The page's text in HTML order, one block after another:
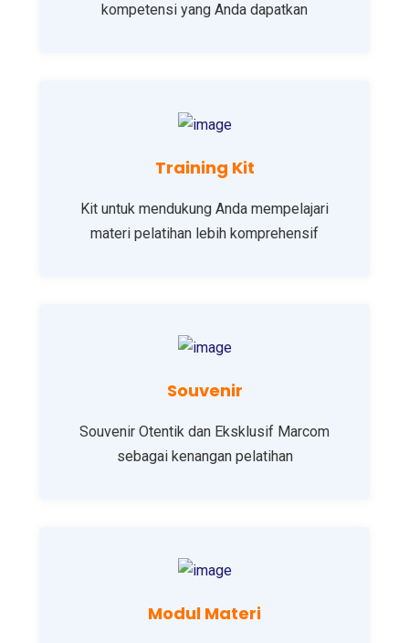
kompetensi yang Anda dapatkan
Training Kit
Kit untuk mendukung Anda mempelajari
materi pelatihan lebih komprehensif
Souvenir
Souvenir Otentik dan Eksklusif Marcom
sebagai kenangan pelatihan
Modul Materi